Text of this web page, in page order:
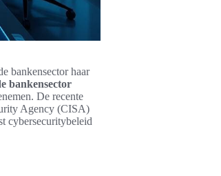
bankensector haar
bankensector
De recente
Agency (CISA)
cybersecuritybeleid